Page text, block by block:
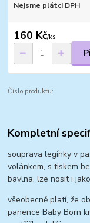
Nejsme plátci DPH
160 Kč/ks
Číslo produktu:
Kompletní
souprava legínky v
volánkem, s tiskem
bavlna, lze nosit i
všeobecně platí, že
panence Baby Born